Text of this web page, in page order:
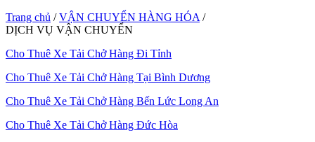
Trang chủ / VẬN CHUYỂN HÀNG HÓA /
DỊCH VỤ VẬN CHUYỂN
Cho Thuê Xe Tải Chở Hàng Đi Tỉnh
Cho Thuê Xe Tải Chở Hàng Tại Bình Dương
Cho Thuê Xe Tải Chở Hàng Bến Lức Long An
Cho Thuê Xe Tải Chở Hàng Đức Hòa